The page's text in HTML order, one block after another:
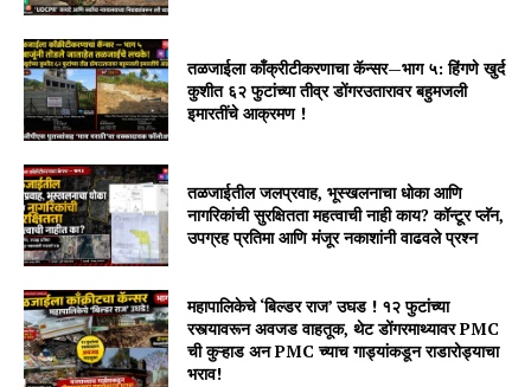
तळजाईला काँक्रीटीकरणाचा कॅन्सर—भाग ५: हिंगणे खुर्द
कुशीत ६२ फुटांच्या तीव्र डोंगरउतारावर बहुमजली
इमारतींचे आक्रमण !
तळजाईतील जलप्रवाह, भूस्खलनाचा धोका आणि
नागरिकांची सुरक्षितता महत्वाची नाही काय? कॉन्टूर प्लॅन,
उपग्रह प्रतिमा आणि मंजूर नकाशांनी वाढवले प्रश्न
महापालिकेचे ‘बिल्डर राज’ उघड ! १२ फुटांच्या
रस्त्यावरून अवजड वाहतूक, थेट डोंगरमाथ्यावर PMC
ची कुऱ्हाड अन PMC च्याच गाड्यांकडून राडारोड्याचा
भराव!